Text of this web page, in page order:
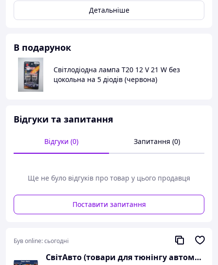
умовах автомобіль буде знаходитися в зоні видимості для
інших учасників дорожнього руху.
Детальніше
В подарунок
Світлодіодна лампа T20 12 V 21 W без
цокольна на 5 діодів (червона)
Відгуки та запитання
Відгуки (0) Запитання (0)
Ще не було відгуків про товар у цього продавця
Поставити запитання
Був online:сьогодні
СвітАвто (товари для тюнінгу автомобілів ВАЗ)